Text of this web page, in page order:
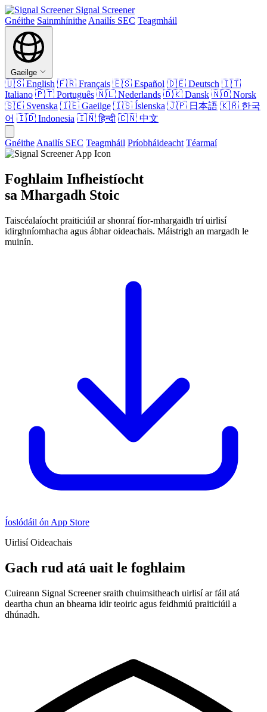
Signal Screener
Gnéithe Sainmhínithe Anailís SEC Teagmháil
Gaeilge
🇺🇸 English 🇫🇷 Français 🇪🇸 Español 🇩🇪 Deutsch 🇮🇹
Italiano 🇵🇹 Português 🇳🇱 Nederlands 🇩🇰 Dansk 🇳🇴 Norsk
🇸🇪 Svenska 🇮🇪 Gaeilge 🇮🇸 Íslenska 🇯🇵 日本語 🇰🇷 한국
어 🇮🇩 Indonesia 🇮🇳हिन्दी 🇨🇳 中文
Gnéithe Anailís SEC Teagmháil Príobháideacht Téarmaí
Foghlaim Infheistíocht
sa Mhargadh Stoic
Taiscéalaíocht praiticiúil ar shonraí fíor-mhargaidh trí uirlisí
idirghníomhacha agus ábhar oideachais. Máistrigh an margadh le
muinín.
Íoslódáil ón App Store
Uirlisí Oideachais
Gach rud atá uait le foghlaim
Cuireann Signal Screener sraith chuimsitheach uirlisí ar fáil atá
deartha chun an bhearna idir teoiric agus feidhmiú praiticiúil a
dhúnadh.